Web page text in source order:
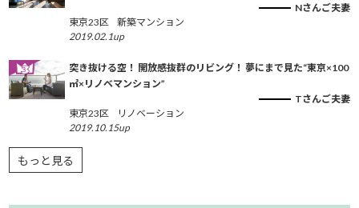
Nさんご夫妻
東京23区
新築マンション
2019.02.1up
突き抜ける空！ 開放感抜群のリビング！ 夢にまで見た“東京×100
㎡×リノベマンション”
Tさんご夫妻
東京23区
リノベーション
2019.10.15up
もっと見る